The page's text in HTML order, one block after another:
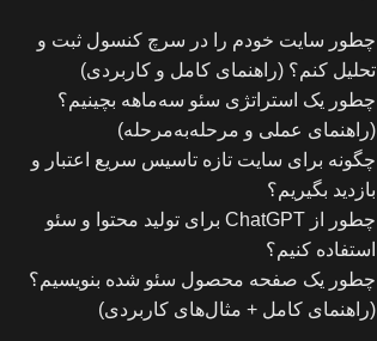
چطور سایت خودم را در سرچ کنسول ثبت و
تحلیل کنم؟ (راهنمای کامل و کاربردی)
چطور یک استراتژی سئو سه‌ماهه بچینیم؟
(راهنمای عملی و مرحله‌به‌مرحله)
چگونه برای سایت تازه‌ تاسیس سریع اعتبار و
بازدید بگیریم؟
چطور از ChatGPT برای تولید محتوا و سئو
استفاده کنیم؟
چطور یک صفحه محصول سئو شده بنویسیم؟
(راهنمای کامل + مثال‌های کاربردی)